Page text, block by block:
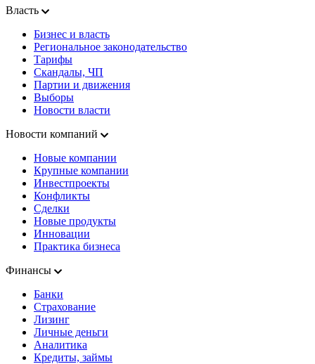
Власть
Бизнес и власть
Региональное законодательство
Тарифы
Скандалы, ЧП
Партии и движения
Выборы
Новости власти
Новости компаний
Новые компании
Крупные компании
Инвестпроекты
Конфликты
Сделки
Новые продукты
Инновации
Практика бизнеса
Финансы
Банки
Страхование
Лизинг
Личные деньги
Аналитика
Кредиты, займы